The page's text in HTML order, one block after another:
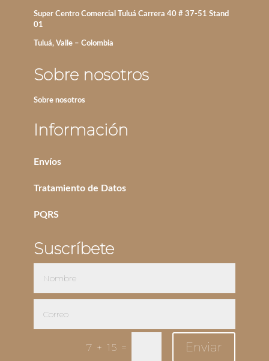
Super Centro Comercial Tuluá Carrera 40 # 37-51 Stand
01
Tuluá, Valle – Colombia
Sobre nosotros
Sobre nosotros
Información
Envíos
Tratamiento de Datos
PQRS
Suscríbete
7 + 15 = Enviar